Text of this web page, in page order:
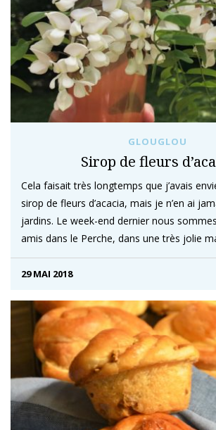
GLOUGLOU
Sirop de fleurs
Cela faisait très longtemps que j’avais
sirop de fleurs d’acacia, mais je n’en ai
jardins. Le week-end dernier nous
amis dans le Perche, dans une très jolie
29 MAI 2018